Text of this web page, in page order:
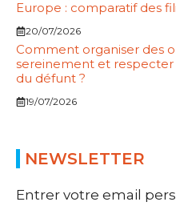
Europe : comparatif des
20/07/2026
Comment organiser des
sereinement et respecter
du défunt ?
19/07/2026
NEWSLETTER
Entrer votre email